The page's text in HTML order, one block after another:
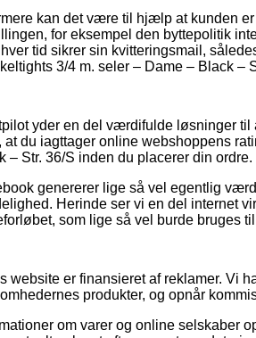
kan det være til hjælp at kunden
for eksempel den byttepolitik
tid sikrer sin kvitteringsmail,
3/4 m. seler – Dame – Black –
yder en del værdifulde løsninger
at du iagttager online webshoppens
– Str. 36/S inden du placerer din ordre.
genererer lige så vel egentlig
Herinde ser vi en del internet
som lige så vel burde bruges
website er finansieret af reklamer. Vi
produkter, og opnår
om varer og online selskaber